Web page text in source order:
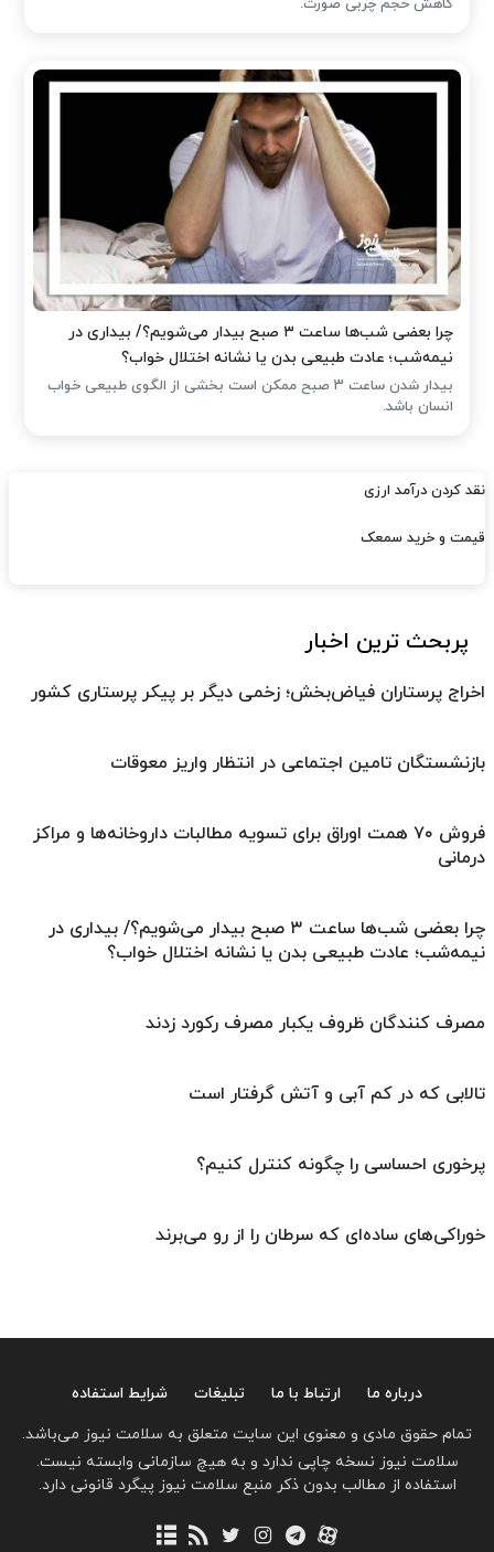
کاهش حجم چربی صورت.
چرا بعضی شب‌ها ساعت ۳ صبح بیدار می‌شویم؟/ بیداری در
نیمه‌شب؛ عادت طبیعی بدن یا نشانه اختلال خواب؟
بیدار شدن ساعت ۳ صبح ممکن است بخشی از الگوی طبیعی خواب
انسان باشد.
نقد کردن درآمد ارزی
قیمت و خرید سمعک
پربحث ترین اخبار
اخراج پرستاران فیاض‌بخش؛ زخمی دیگر بر پیکر پرستاری کشور
بازنشستگان تامین اجتماعی در انتظار واریز معوقات
فروش ۷۰ همت اوراق برای تسویه مطالبات داروخانه‌ها و مراکز
درمانی
چرا بعضی شب‌ها ساعت ۳ صبح بیدار می‌شویم؟/ بیداری در
نیمه‌شب؛ عادت طبیعی بدن یا نشانه اختلال خواب؟
مصرف کنندگان ظروف یکبار مصرف رکورد زدند
تالابی که در کم آبی و آتش گرفتار است
پرخوری احساسی را چگونه کنترل کنیم؟
خوراکی‌های ساده‌ای که سرطان را از رو می‌برند
درباره ما ارتباط با ما تبلیغات
شرایط استفاده
تمام حقوق مادی و معنوی این سایت متعلق به سلامت نیوز می‌باشد.
سلامت نیوز نسخه چاپی ندارد و به هیچ سازمانی وابسته نیست.
استفاده از مطالب بدون ذکر منبع سلامت نیوز پیگرد قانونی دارد.